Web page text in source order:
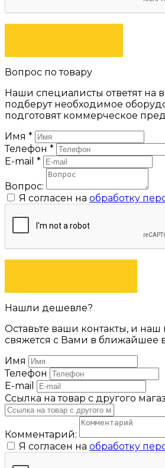
Вопрос по товару
Наши специалисты ответят на
подберут необходимое
подготовят коммерческое
Имя *
Телефон *
E-mail *
Вопрос:
Я согласен на обработку
Нашли дешевле?
Оставьте ваши контакты, и
свяжется с Вами в ближайшее
Имя
Телефон
E-mail
Ссылка на товар с другого
Комментарий:
Я согласен на обработку